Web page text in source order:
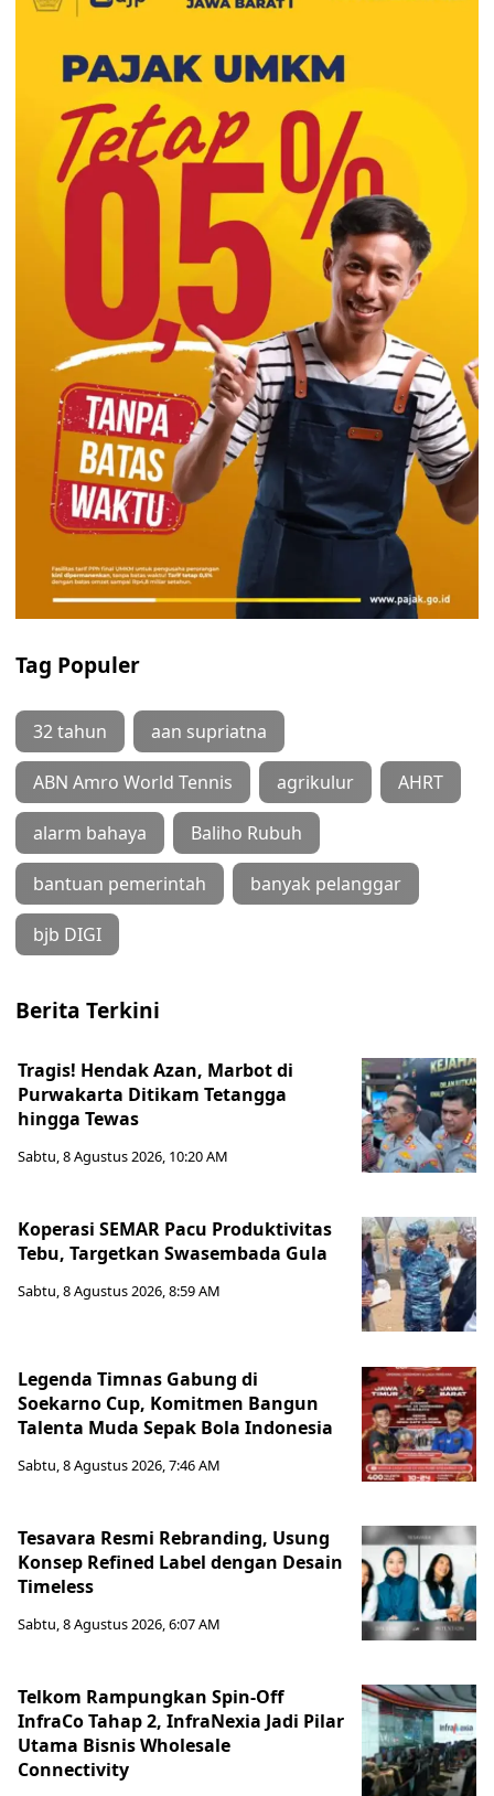
Tag Populer
32 tahun aan supriatna
ABN Amro World Tennis agrikulur AHRT
alarm bahaya Baliho Rubuh
bantuan pemerintah banyak pelanggar
bjb DIGI
Berita Terkini
Tragis! Hendak Azan, Marbot di
Purwakarta Ditikam Tetangga
hingga Tewas
Sabtu, 8 Agustus 2026, 10:20 AM
Koperasi SEMAR Pacu Produktivitas
Tebu, Targetkan Swasembada Gula
Sabtu, 8 Agustus 2026, 8:59 AM
Legenda Timnas Gabung di
Soekarno Cup, Komitmen Bangun
Talenta Muda Sepak Bola Indonesia
Sabtu, 8 Agustus 2026, 7:46 AM
Tesavara Resmi Rebranding, Usung
Konsep Refined Label dengan Desain
Timeless
Sabtu, 8 Agustus 2026, 6:07 AM
Telkom Rampungkan Spin-Off
InfraCo Tahap 2, InfraNexia Jadi Pilar
Utama Bisnis Wholesale
Connectivity